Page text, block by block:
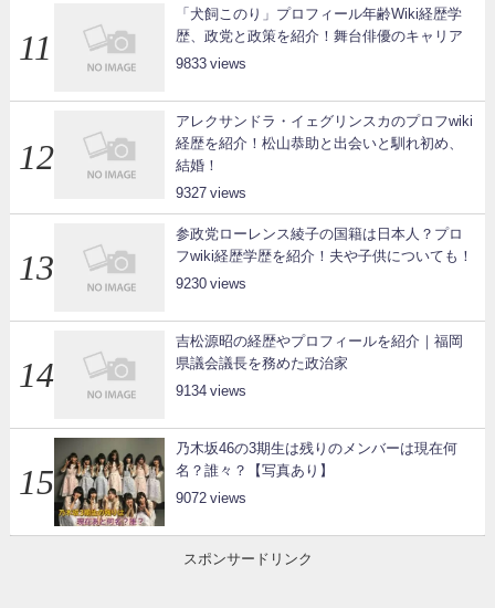
「犬飼このり」プロフィール年齢Wiki経歴学
歴、政党と政策を紹介！舞台俳優のキャリア
9833
アレクサンドラ・イェグリンスカのプロフwiki
経歴を紹介！松山恭助と出会いと馴れ初め、
結婚！
9327
参政党ローレンス綾子の国籍は日本人？プロ
フwiki経歴学歴を紹介！夫や子供についても！
9230
吉松源昭の経歴やプロフィールを紹介｜福岡
県議会議長を務めた政治家
9134
乃木坂46の3期生は残りのメンバーは現在何
名？誰々？【写真あり】
9072
スポンサードリンク